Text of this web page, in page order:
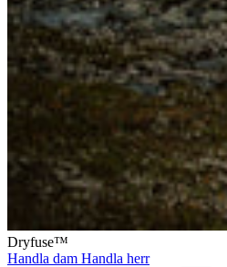
Dryfuse™
Handla dam Handla herr